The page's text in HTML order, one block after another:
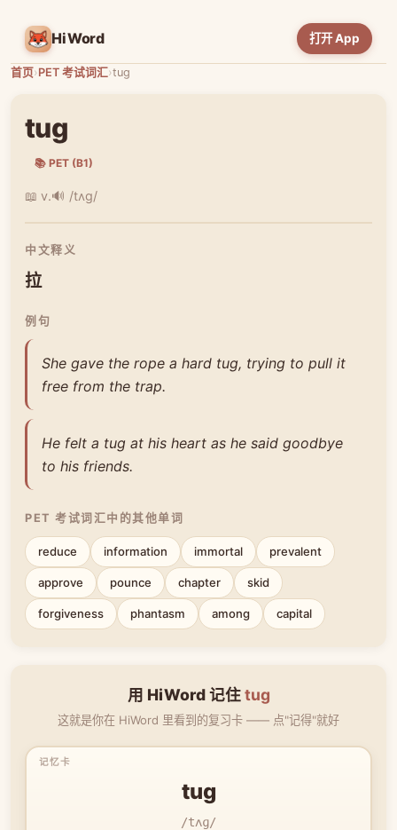
HiWord 打开 App
首页›PET 考试词汇›tug
tug
📚 PET (B1)
📖 v.🔊 /tʌɡ/
中文释义
拉
例句
She gave the rope a hard tug, trying to pull it
free from the trap.
He felt a tug at his heart as he said goodbye
to his friends.
PET 考试词汇中的其他单词
reduce information immortal prevalent
approve pounce chapter skid
forgiveness phantasm among capital
用 HiWord 记住tug
这就是你在 HiWord 里看到的复习卡 —— 点"记得"就好
tug
/tʌɡ/